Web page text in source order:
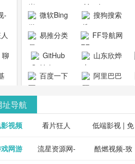
-
搜索
微软Bing
搜狗搜索
引擎
易推分类
目录网
FF导航网
GitHub
山东欣烨
生物科技有
百度一下
阿里巴巴
址导航
视频 看片狂人 低端影视 | 免
费高清在线电
网游 流星资源网- 酷燃视频-致